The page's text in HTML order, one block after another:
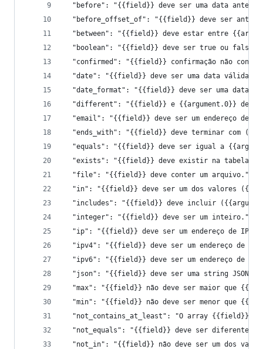
"before": "{{field}} deve ser uma data
"before_offset_of": "{{field}} deve ser
"between": "{{field}} deve estar entre
"boolean": "{{field}} deve ser true ou
"confirmed": "{{field}} confirmação não
  "date": "{{field}} deve ser uma data válida.",
"date_format": "{{field}} deve ser uma data
"different": "{{field}} e {{argument.0}}
"email": "{{field}} deve ser um endereço de
"ends_with": "{{field}} deve terminar com
"equals": "{{field}} deve ser igual a
"exists": "{{field}} deve existir na tabela
  "file": "{{field}} deve conter um arquivo.",
"in": "{{field}} deve ser um dos valores
"includes": "{{field}} deve incluir
  "integer": "{{field}} deve ser um inteiro.",
"ip": "{{field}} deve ser um endereço de IP
"ipv4": "{{field}} deve ser um endereço de
"ipv6": "{{field}} deve ser um endereço de
"json": "{{field}} deve ser uma string JSON
"max": "{{field}} não deve ser maior que
"min": "{{field}} não deve ser menor que
"not_contains_at_least": "O array {{field}}
"not_equals": "{{field}} deve ser diferente
"not_in": "{{field}} não deve ser um dos